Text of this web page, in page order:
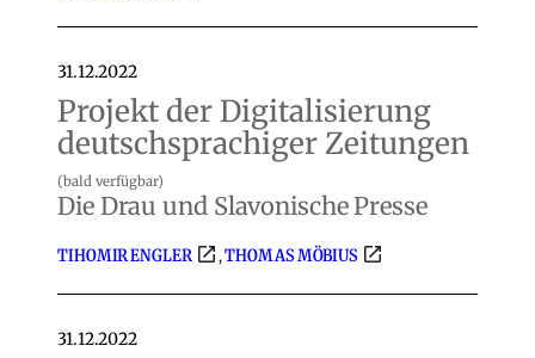
31.12.2022
Projekt der Digitalisierung
deutschsprachiger Zeitungen
(bald verfügbar)
Die Drau und Slavonische Presse
TIHOMIR ENGLER ,THOMAS MÖBIUS
31.12.2022